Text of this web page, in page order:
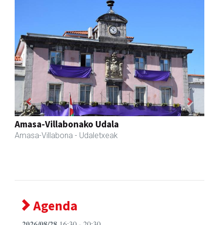
Fleming Herri Eskola
Amasa-Villabona - Hezkuntza
Previous Next
Agenda